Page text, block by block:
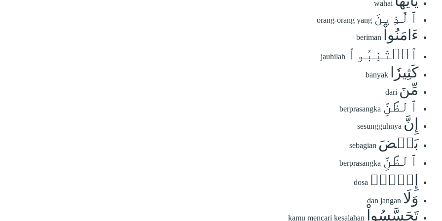
wahai
ٱلَّذِينَ orang-orang yang
ءَامَنُواْ beriman
ٱجۡتَنِبُواْ jauhilah
كَثِيرٗا banyak
مِّنَ dari
ٱلظَّنِّ berprasangka
إِنَّ sesungguhnya
بَعۡضَ sebagian
ٱلظَّنِّ berprasangka
إِثۡمٞۖ dosa
وَلَا dan jangan
تَجَسَّسُواْ kamu mencari kesalahan